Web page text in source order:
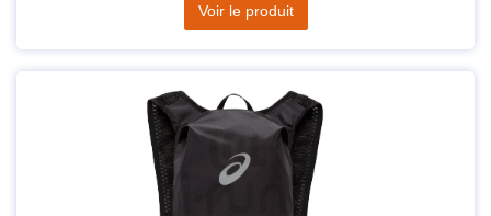
Voir le produit